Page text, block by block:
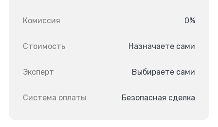
Комиссия 0%
Стоимость Назначаете сами
Эксперт Выбираете сами
Система оплаты Безопасная сделка